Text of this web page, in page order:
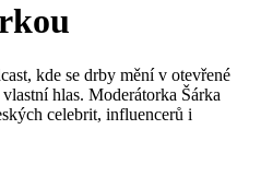
kde se drby mění v otevřené
hlas. Moderátorka Šárka
celebrit, influencerů i